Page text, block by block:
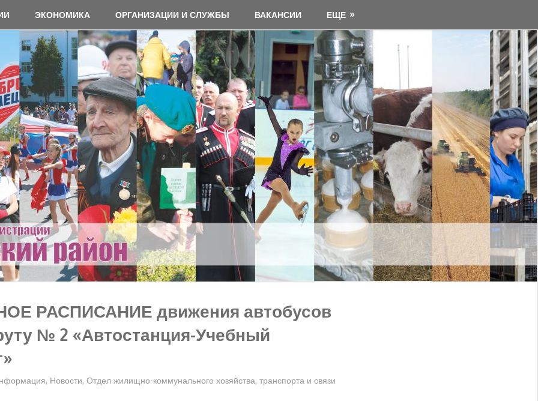
ЭКОНОМИКА ОРГАНИЗАЦИИ И СЛУЖБЫ ВАКАНСИИ ЕЩЕ
РАСПИСАНИЕ движения автобусов
№ 2 «Автостанция-Учебный
, Новости, Отдел жилищно-коммунального хозяйства, транспорта и связи